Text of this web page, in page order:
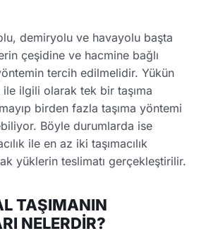
demiryolu ve havayolu başta
çeşidine ve hacmine bağlı
tercih edilmelidir. Yükün
ilgili olarak tek bir taşıma
birden fazla taşıma yöntemi
Böyle durumlarda ise
ile en az iki taşımacılık
yüklerin teslimatı gerçekleştirilir.
TAŞIMANIN
NELERDİR?